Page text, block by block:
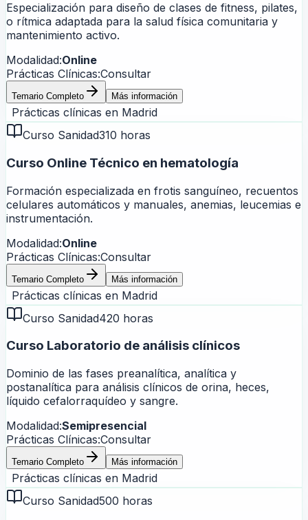
Especialización para diseño de clases de fitness, pilates,
o rítmica adaptada para la salud física comunitaria y
mantenimiento activo.
Modalidad:Online
Prácticas Clínicas:Consultar
Temario Completo Más información
Prácticas clínicas en Madrid
Curso Sanidad310 horas
Curso Online Técnico en hematología
Formación especializada en frotis sanguíneo, recuentos
celulares automáticos y manuales, anemias, leucemias e
instrumentación.
Modalidad:Online
Prácticas Clínicas:Consultar
Temario Completo Más información
Prácticas clínicas en Madrid
Curso Sanidad420 horas
Curso Laboratorio de análisis clínicos
Dominio de las fases preanalítica, analítica y
postanalítica para análisis clínicos de orina, heces,
líquido cefalorraquídeo y sangre.
Modalidad:Semipresencial
Prácticas Clínicas:Consultar
Temario Completo Más información
Prácticas clínicas en Madrid
Curso Sanidad500 horas